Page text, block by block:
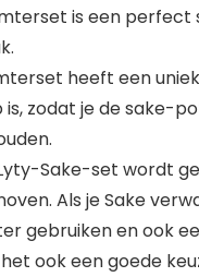
is een perfect
heeft een
zodat je de sake-
Sake-set wordt
Als je Sake
gebruiken en ook
ook een goede